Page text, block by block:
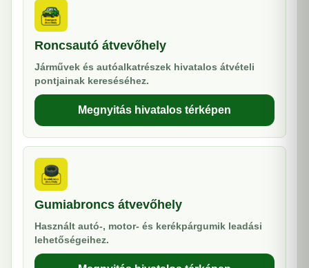
Roncsautó átvevőhely
Járművek és autóalkatrészek hivatalos átvételi
pontjainak kereséséhez.
Megnyitás hivatalos térképen
Gumiabroncs átvevőhely
Használt autó-, motor- és kerékpárgumik leadási
lehetőségeihez.